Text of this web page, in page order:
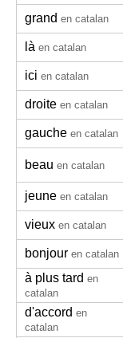
grand en catalan
là en catalan
ici en catalan
droite en catalan
gauche en catalan
beau en catalan
jeune en catalan
vieux en catalan
bonjour en catalan
à plus tard en
catalan
d'accord en
catalan